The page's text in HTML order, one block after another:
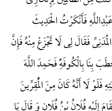
فَأَنْکَرْتُ الْحَدِیثَ
فَقَالَ لِی لَا تَجْزَعْ مِنْهُ فَإِنَّ
بِنَا بِالْکُوفَهًِْ فَحَمِدَ اللَّهَ
لَا أَنَّهُ کَانَ مِنَ الْمُقِرِّینَ